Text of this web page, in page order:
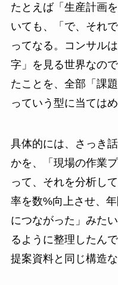
たとえば「生産計画
いても、「で、それ
ってなる。コンサル
字」を見る世界なの
たことを、全部「課
っていう型に当ては
具体的には、さっき
かを、「現場の作業
って、それを分析し
率を数%向上させ、
につながった」みた
るように整理したん
提案資料と同じ構造な